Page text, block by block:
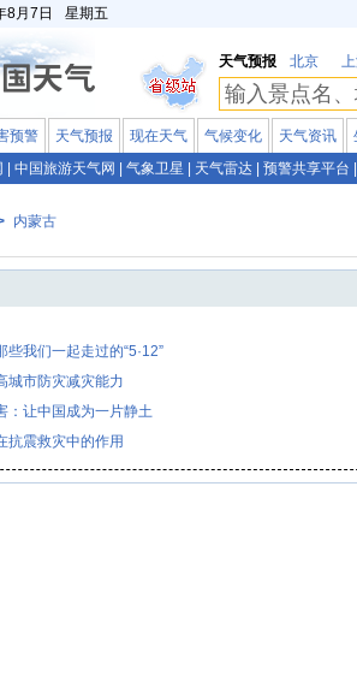
8月7日 星期五
天气预报 北京
预警 天气预报 现在天气 气候变化 天气资讯
中国旅游天气网 气象卫星 天气雷达 预警共享平台
内蒙古
些我们一起走过的“5·12”
城市防灾减灾能力
：让中国成为一片静土
抗震救灾中的作用